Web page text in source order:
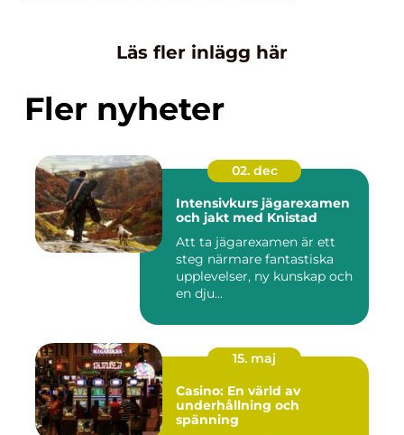
Läs fler inlägg här
Fler nyheter
02. dec
Intensivkurs jägarexamen
och jakt med Knistad
Att ta jägarexamen är ett
steg närmare fantastiska
upplevelser, ny kunskap och
en dju...
15. maj
Casino: En värld av
underhållning och
spänning